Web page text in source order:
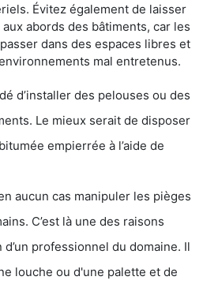
Évitez également de laisser
abords des bâtiments, car les
dans des espaces libres et
mal entretenus.
d’installer des pelouses ou des
Le mieux serait de disposer
empierrée à l’aide de
aucun cas manipuler les pièges
C’est là une des raisons
professionnel du domaine. Il
louche ou d'une palette et de